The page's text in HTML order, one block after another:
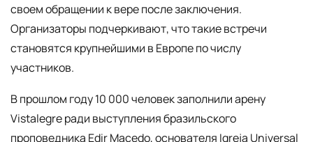
своем обращении к вере после заключения.
Организаторы подчеркивают, что такие встречи
становятся крупнейшими в Европе по числу
участников.
В прошлом году 10 000 человек заполнили арену
Vistalegre ради выступления бразильского
проповедника Edir Macedo, основателя Igreja Universal